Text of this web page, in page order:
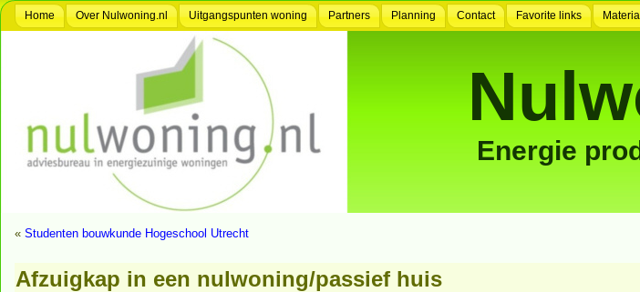
Home Over Nulwoning.nl Uitgangspunten woning Partners Planning Contact Favorite links
Energie
« Studenten bouwkunde Hogeschool Utrecht
Afzuigkap in een nulwoning/passief huis